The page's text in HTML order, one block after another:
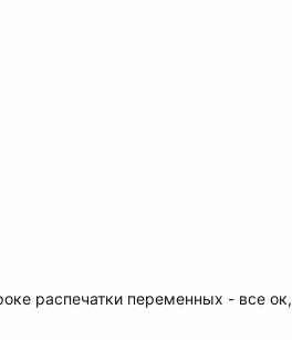
распечатки переменных - все ок,